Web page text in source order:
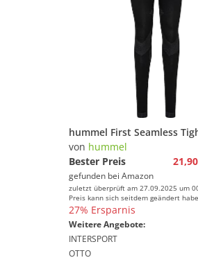
von hummel
Bester Preis
gefunden bei Amazon
zuletzt überprüft am 27.09.2025 um
Preis kann sich seitdem geändert
27% Ersparnis
Weitere Angebote:
INTERSPORT
OTTO